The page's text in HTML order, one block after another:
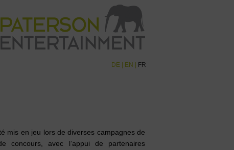
DE EN FR
mis en jeu lors de diverses campagnes de
concours, avec l’appui de partenaires